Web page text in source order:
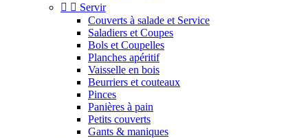
  Servir
Couverts à salade et Service
Saladiers et Coupes
Bols et Coupelles
Planches apéritif
Vaisselle en bois
Beurriers et couteaux
Pinces
Panières à pain
Petits couverts
Gants & maniques